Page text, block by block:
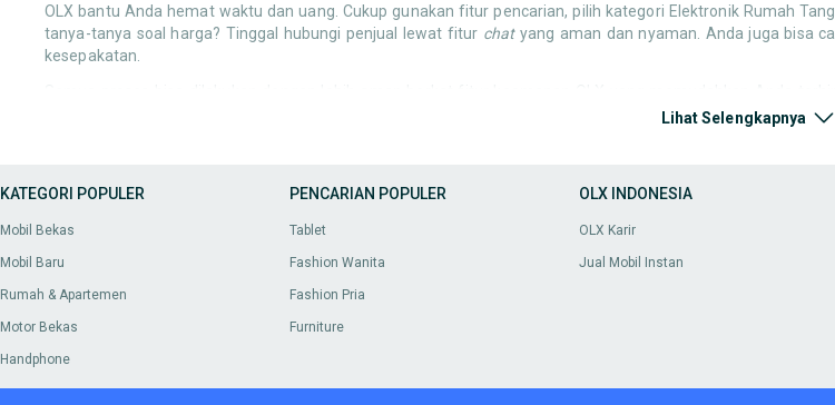
OLX bantu Anda hemat waktu dan uang. Cukup gunakan fitur pencarian, pilih kategori Elektronik Rumah
tanya-tanya soal harga? Tinggal hubungi penjual lewat fitur chatyang aman dan nyaman. Anda juga bisa
kesepakatan.
temukan di OLX! Yuk, lengkapi rumah impianmu sekarang lewat OLX! Anda juga bisa mengecek berbagai
Kebutuhan Peralatan Bangunan & Material : Anda bisa mencari peralatan bangunan dan material bekas
Kebutuhan Perlengkapan Rumah & Dapur
: Cari banyak peralatan bangunan dan material bekas yang
bekas berkualitas, Anda bisa menemukan apa yang dibutuhkan tanpa harus membeli barang baru dengan
: Mungkin Anda ingin menambah bangku taman bekas untuk bersantai di
bekas yang kondisinya masih bagus dan siap digunakan untuk mempercantik area luar rumah Anda
temukan di OLX.
Selain kategori utama elektronik rumah tangga dan perlengkapan
untuk perangkat elektronik Anda.
Lihat Selengkapnya
KATEGORI POPULER
Mobil Bekas
Mobil Baru
Rumah & Apartemen
Motor Bekas
Handphone
PENCARIAN POPULER
Tablet
Fashion Wanita
Fashion Pria
Furniture
OLX INDONESIA
OLX Karir
Jual Mobil Instan